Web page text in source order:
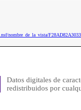
nombre_de_la_vista/
Datos digitales de
redistribuidos por